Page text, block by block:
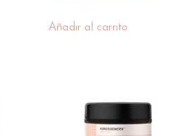
Añadir al carrito